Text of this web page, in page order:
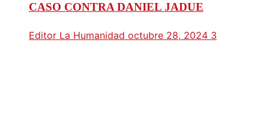
CASO CONTRA DANIEL JADUE
Editor La Humanidad octubre 28, 2024 3